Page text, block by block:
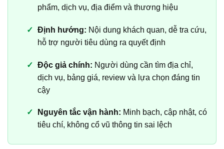
phẩm, dịch vụ, địa điểm và thương hiệu
Định hướng: Nội dung khách quan, dễ tra cứu,
hỗ trợ người tiêu dùng ra quyết định
Độc giả chính: Người dùng cần tìm địa chỉ,
dịch vụ, bảng giá, review và lựa chọn đáng tin
cậy
Nguyên tắc vận hành: Minh bạch, cập nhật, có
tiêu chí, không cổ vũ thông tin sai lệch